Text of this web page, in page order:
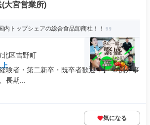
大宮営業所)
内トップシェアの総合食品卸商社！！
北区吉野町
験者・第二新卒・既卒者歓迎！】 ※例外事
長期...
気になる